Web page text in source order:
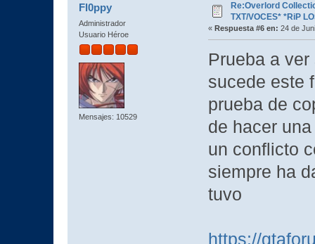
Fl0ppy
Administrador
Usuario Héroe
Mensajes: 10529
Re:Overlord
TXT/VOCES* *RiP
« Respuesta #6 en: 24 de
Prueba a
sucede este
prueba de
de hacer
un conflicto
siempre ha
tuvo
https://